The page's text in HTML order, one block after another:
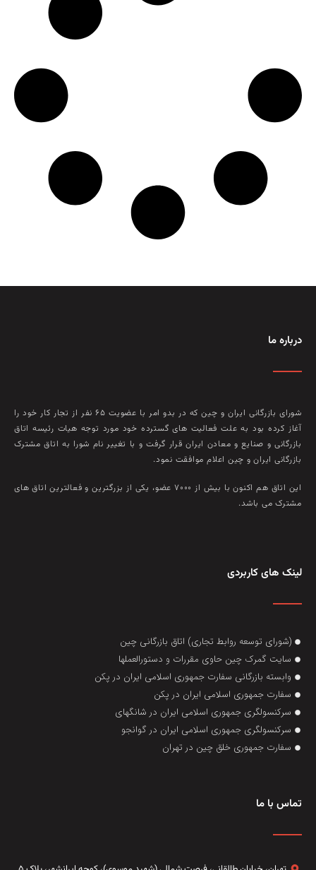
درباره ما
شورای بازرگانی ایران و چین که در بدو امر با عضويت ۶۵ نفر از تجار کار خود را
آغاز کرده بود به علت فعاليت‌ های گسترده خود مورد توجه هيات رئيسه اتاق
بازرگانی و صنايع و معادن ايران قرار گرفت و با تغيير نام شورا به اتاق مشترک
بازرگانی ايران و چين اعلام موافقت نمود.
این اتاق هم‌ اکنون با بيش از ۷۰۰۰ عضو، يکی از بزرگترين و فعالترين اتاق‌ های
مشترک می باشد.
لینک های کاربردی
(شورای توسعه روابط تجاری) اتاق بازرگانی چین
سایت گمرک چین حاوی مقررات و دستورالعملها
وابسته بازرگانی سفارت جمهوری اسلامی ایران در پکن
سفارت جمهوری اسلامی ایران در پکن
سرکنسولگری جمهوری اسلامی ایران در شانگهای
سرکنسولگری جمهوری اسلامی ایران در گوانجو
سفارت جمهوری خلق چین در تهران
تماس با ما